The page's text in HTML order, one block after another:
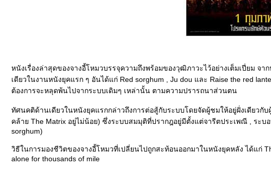
หนังเรื่องล่าสุดของจางอี้โหมวบรรจุความถึงพร้อมของวุฒิภาวะไว้อย่างเต็มเปี่ยม
เดียวในงานหนังยุคแรก ๆ อันได้แก่ Red sorghum , Ju dou และ Raise the red
ต้องการจะหลุดพ้นไปจากระบบเดิมๆ เหล่านั้น ตามความปรารถนาส่วนตน
ทัศนคติด้านเดียวในหนังยุคแรกกล่าวถึงการต่อสู้กับระบบโดยจัดผู้ชมให้อยู่ฝั่งเดียวกั
คล้าย The Matrix อยู่ไม่น้อย) ซึ่งระบบสมมุติที่ปรากฎอยู่มีตั้งแต่จารีตประเพณี , ระ
sorghum)
วิธีในการมองชีวิตของจางอี้โหมวที่เปลี่ยนไปถูกสะท้อนออกมาในหนังยุคหลัง ได้แก่
alone for thousands of mile